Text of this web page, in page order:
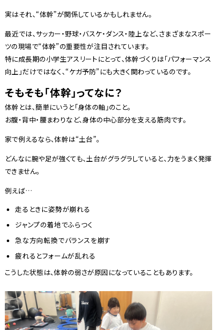
実はそれ、“体幹”が関係しているかもしれません。
最近では、サッカー・野球・バスケ・ダンス・陸上など、さまざまなスポー
ツの現場で“体幹”の重要性が注目されています。
特に成長期の小学生アスリートにとって、体幹づくりは「パフォーマンス
向上」だけではなく、“ケガ予防”にも大きく関わっているのです。
そもそも「体幹」ってなに？
体幹とは、簡単にいうと「身体の軸」のこと。
お腹・背中・腰まわりなど、身体の中心部分を支える筋肉です。
家で例えるなら、体幹は“土台”。
どんなに腕や足が強くても、土台がグラグラしていると、力をうまく発揮
できません。
例えば…
走るときに姿勢が崩れる
ジャンプの着地でふらつく
急な方向転換でバランスを崩す
疲れるとフォームが乱れる
こうした状態は、体幹の弱さが原因になっていることもあります。